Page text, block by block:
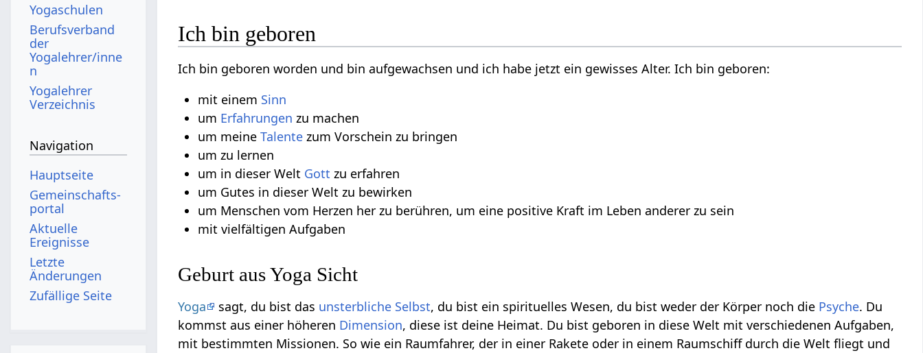
Ich bin geboren
Ich bin geboren worden und bin aufgewachsen und ich habe jetzt ein gewisses Alter. Ich bin geboren:
mit einem Sinn
um Erfahrungen zu machen
um meineTalente zum Vorschein zu bringen
um zu lernen
um in dieser Welt Gott zu erfahren
um Gutes in dieser Welt zu bewirken
um Menschen vom Herzen her zu berühren, um eine positive Kraft im Leben anderer zu sein
mit vielfältigen Aufgaben
Geburt aus Yoga Sicht
Yoga sagt, du bist das unsterbliche Selbst, du bist ein spirituelles Wesen, du bist weder der Körper noch die Psyche. Du
kommst aus einer höheren Dimension, diese ist deine Heimat. Du bist geboren in diese Welt mit verschiedenen Aufgaben,
mit bestimmten Missionen. So wie ein Raumfahrer, der in einer Rakete oder in einem Raumschiff durch die Welt fliegt und
Yogaschulen
Berufsverband
der
Yogalehrer/inne
n
Yogalehrer
Verzeichnis
Navigation
Hauptseite
Gemeinschafts­
portal
Aktuelle
Ereignisse
Letzte
Änderungen
Zufällige Seite